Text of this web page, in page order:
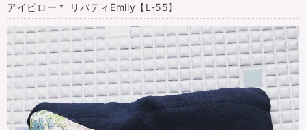
アイピロー＊ リバティEmlly【L-55】